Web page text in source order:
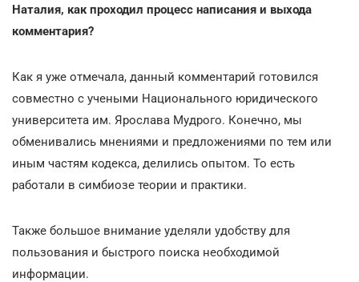
Наталия, как проходил процесс написания и выхода
комментария?
Как я уже отмечала, данный комментарий готовился
совместно с учеными Национального юридического
университета им. Ярослава Мудрого. Конечно, мы
обменивались мнениями и предложениями по тем или
иным частям кодекса, делились опытом. То есть
работали в симбиозе теории и практики.
Также большое внимание уделяли удобству для
пользования и быстрого поиска необходимой
информации.